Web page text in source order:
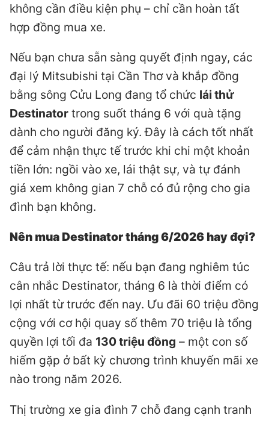
không cần điều kiện phụ – chỉ cần hoàn tất
hợp đồng mua xe.
Nếu bạn chưa sẵn sàng quyết định ngay, các
đại lý Mitsubishi tại Cần Thơ và khắp đồng
bằng sông Cửu Long đang tổ chức lái thử
Destinator trong suốt tháng 6 với quà tặng
dành cho người đăng ký. Đây là cách tốt nhất
để cảm nhận thực tế trước khi chi một khoản
tiền lớn: ngồi vào xe, lái thật sự, và tự đánh
giá xem không gian 7 chỗ có đủ rộng cho gia
đình bạn không.
Nên mua Destinator tháng 6/2026 hay đợi?
Câu trả lời thực tế: nếu bạn đang nghiêm túc
cân nhắc Destinator, tháng 6 là thời điểm có
lợi nhất từ trước đến nay. Ưu đãi 60 triệu đồng
cộng với cơ hội quay số thêm 70 triệu là tổng
quyền lợi tối đa 130 triệu đồng – một con số
hiếm gặp ở bất kỳ chương trình khuyến mãi xe
nào trong năm 2026.
Thị trường xe gia đình 7 chỗ đang cạnh tranh